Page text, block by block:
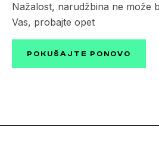
Nažalost, narudžbina ne može
Vas, probajte opet
POKUŠAJTE PONOVO